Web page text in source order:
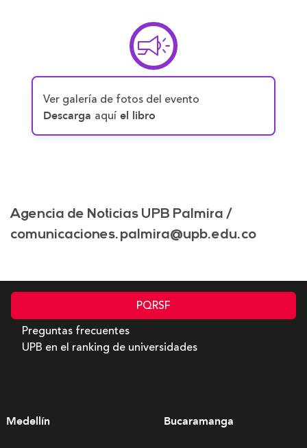
Ver galería de fotos del evento
Descarga aquíel libro
Agencia de Noticias UPB Palmira /
comunicaciones.palmira@upb.edu.co
PQRSF
Preguntas frecuentes
UPB en el ranking de universidades
Medellín Bucaramanga